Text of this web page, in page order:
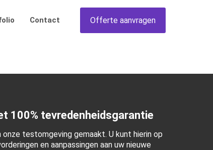
Contact Offerte aanvragen
100% tevredenheidsgarantie
testomgeving gemaakt. U kunt hierin op
en aanpassingen aan uw nieuwe